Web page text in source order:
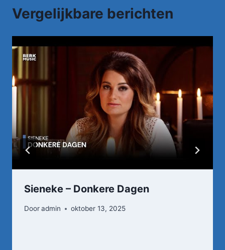
Vergelijkbare berichten
Sieneke – Donkere Dagen
Dooradmin oktober 13, 2025